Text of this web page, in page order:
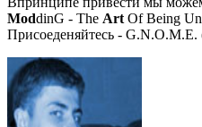
ModdinG - The Art Of Being
Присоеденяйтесь -